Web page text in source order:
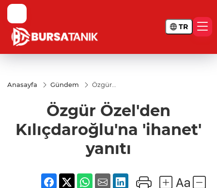
TR
Anasayfa Gündem
Özgür
Kılıçdaroğlu'na
'ihanet' yanıtı
Özgür Özel'den
Kılıçdaroğlu'na 'ihanet'
yanıtı